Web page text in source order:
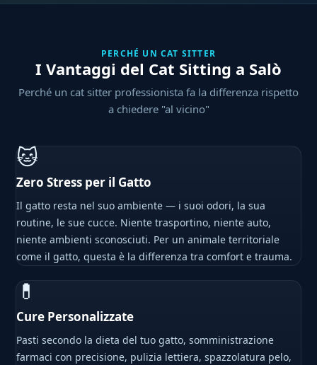
PERCHÉ UN CAT SITTER
I Vantaggi del Cat Sitting a Salò
Perché un cat sitter professionista fa la differenza rispetto
a chiedere "al vicino"
🐱
Zero Stress per il Gatto
Il gatto resta nel suo ambiente — i suoi odori, la sua
routine, le sue cucce. Niente trasportino, niente auto,
niente ambienti sconosciuti. Per un animale territoriale
come il gatto, questa è la differenza tra comfort e trauma.
💊
Cure Personalizzate
Pasti secondo la dieta del tuo gatto, somministrazione
farmaci con precisione, pulizia lettiera, spazzolatura pelo,